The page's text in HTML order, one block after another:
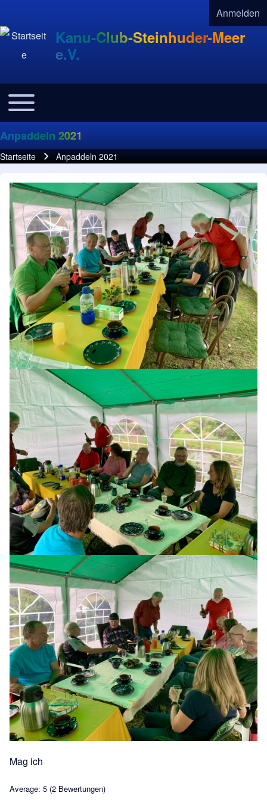
User
Anmelden
Kanu-Club-Steinhuder-Meer
e.V.
Navigation
Toggle main menu
Anpaddeln 2021
Pfadnavigation
Startseite Anpaddeln 2021
Mag ich
Average: 5 (2 Bewertungen)